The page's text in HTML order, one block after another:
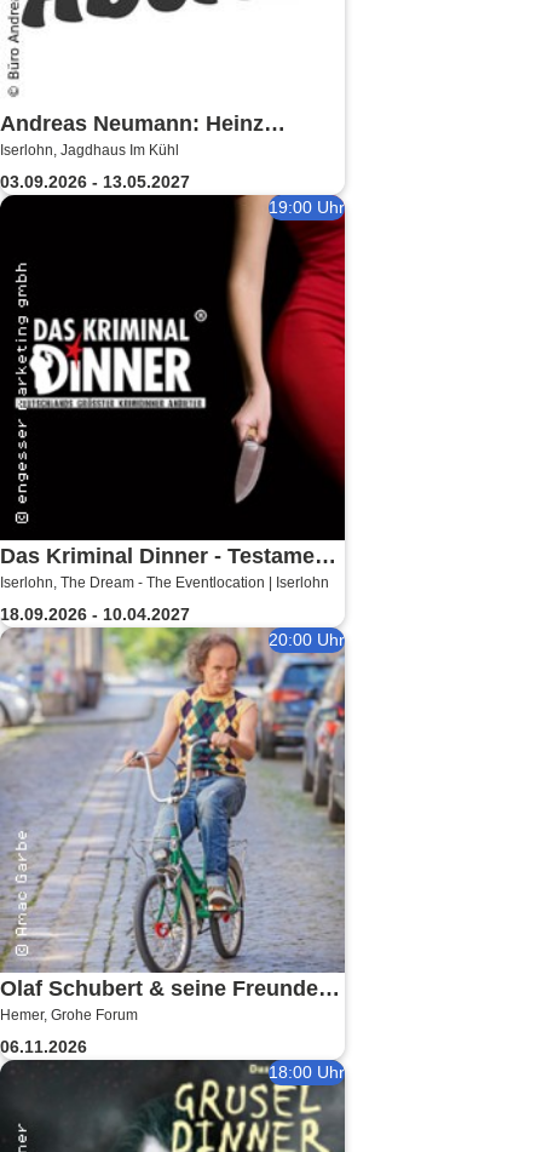
Andreas Neumann: Heinz
Erhardt Dinner Show
Iserlohn, Jagdhaus Im Kühl
03.09.2026 - 13.05.2027
19:00 Uhr
Das Kriminal Dinner - Testament
à la Carte
Iserlohn, The Dream - The Eventlocation | Iserlohn
18.09.2026 - 10.04.2027
20:00 Uhr
Olaf Schubert & seine Freunde -
Jetzt oder now!
Hemer, Grohe Forum
06.11.2026
18:00 Uhr